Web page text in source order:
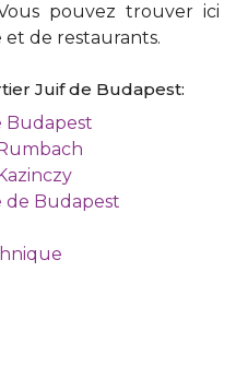
pouvez trouver ici
de restaurants.
Juif de Budapest:
Budapest
de Budapest